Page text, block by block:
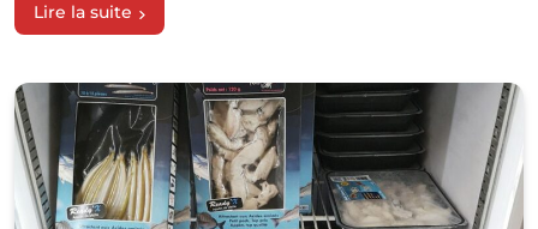
Lire la suite